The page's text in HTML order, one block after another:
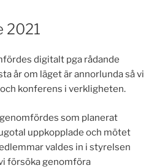
2021
digitalt pga rådande
år om läget är annorlunda så vi
konferens i verkligheten.
som planerat
uppkopplade och mötet
valdes in i styrelsen
försöka genomföra